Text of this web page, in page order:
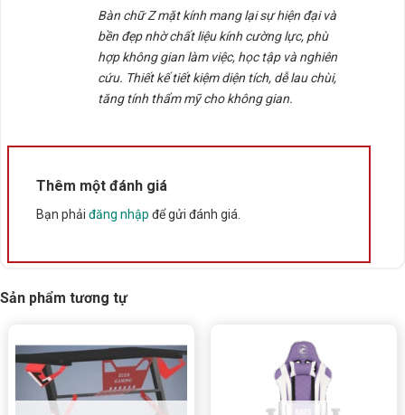
Thông số kỹ thuật
Trung Quốc
Bàn chữ Z mặt kính mang lại sự hiện đại và
bền đẹp nhờ chất liệu kính cường lực, phù
hợp không gian làm việc, học tập và nghiên
cứu. Thiết kế tiết kiệm diện tích, dễ lau chùi,
tăng tính thẩm mỹ cho không gian.
Thêm một đánh giá
Bạn phải đăng nhập để gửi đánh giá.
Sản phẩm tương tự